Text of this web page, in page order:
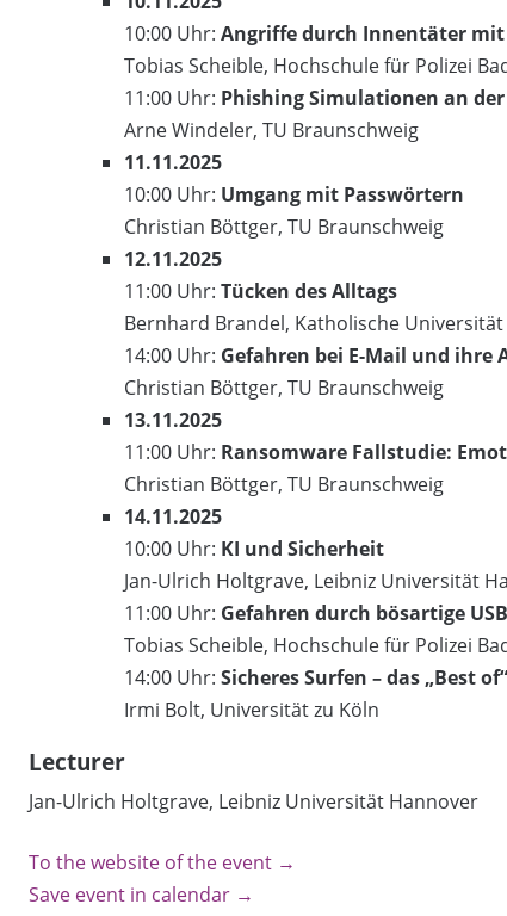
10:00 Uhr: Angriffe durch Innentäter
Tobias Scheible, Hochschule für Polizei
11:00 Uhr: Phishing Simulationen an
Arne Windeler, TU Braunschweig
11.11.2025
10:00 Uhr: Umgang mit Passwörtern
Christian Böttger, TU Braunschweig
12.11.2025
11:00 Uhr: Tücken des Alltags
Bernhard Brandel, Katholische
14:00 Uhr: Gefahren bei E-Mail und ihre
Christian Böttger, TU Braunschweig
13.11.2025
11:00 Uhr: Ransomware Fallstudie:
Christian Böttger, TU Braunschweig
14.11.2025
10:00 Uhr: KI und Sicherheit
Jan-Ulrich Holtgrave, Leibniz Universität
11:00 Uhr: Gefahren durch bösartige
Tobias Scheible, Hochschule für Polizei
14:00 Uhr: Sicheres Surfen – das „Best
Irmi Bolt, Universität zu Köln
Lecturer
Jan-Ulrich Holtgrave, Leibniz Universität Hannover
To the website of the event →
Save event in calendar →